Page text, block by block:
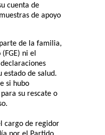
cuenta de
de apoyo
de la familia,
ni el
estado de salud.
si hubo
su rescate o
cargo de regidor